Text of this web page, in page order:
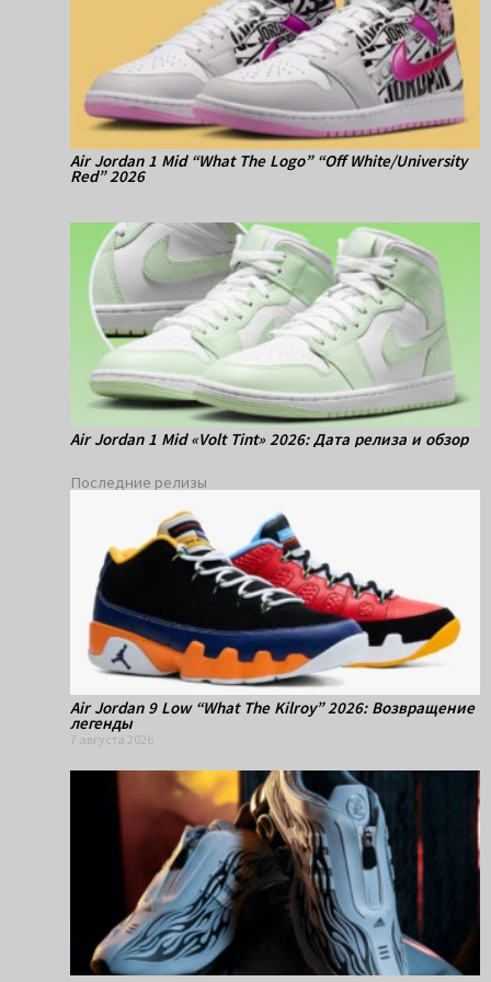
Air Jordan 1 Mid “What The Logo” “Off White/University
Red” 2026
Air Jordan 1 Mid «Volt Tint» 2026: Дата релиза и обзор
Последние релизы
Air Jordan 9 Low “What The Kilroy” 2026: Возвращение
легенды
7 августа 2026